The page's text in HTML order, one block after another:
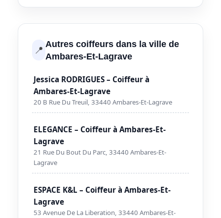
📍 Autres coiffeurs dans la ville de
Ambares-Et-Lagrave
Jessica RODRIGUES – Coiffeur à
Ambares-Et-Lagrave
20 B Rue Du Treuil, 33440 Ambares-Et-Lagrave
ELEGANCE – Coiffeur à Ambares-Et-
Lagrave
21 Rue Du Bout Du Parc, 33440 Ambares-Et-
Lagrave
ESPACE K&L – Coiffeur à Ambares-Et-
Lagrave
53 Avenue De La Liberation, 33440 Ambares-Et-